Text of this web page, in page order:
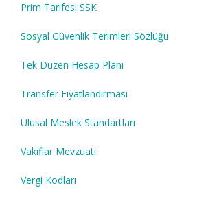
Prim Tarifesi SSK
Sosyal Güvenlik Terimleri Sözlüğü
Tek Düzen Hesap Planı
Transfer Fiyatlandırması
Ulusal Meslek Standartları
Vakıflar Mevzuatı
Vergi Kodları